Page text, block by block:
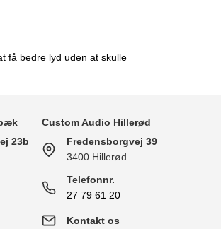
få bedre lyd uden at skulle
23b
Custom Audio Hillerød
Fredensborgvej 39
3400 Hillerød
Telefonnr.
27 79 61 20
Kontakt os